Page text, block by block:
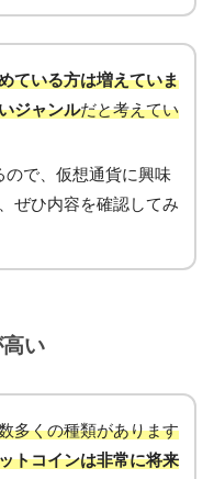
ている方は増えていま
ジャンルだと考えてい
ので、仮想通貨に興味
ぜひ内容を確認してみ
い
多くの種類があります
トコインは非常に将来